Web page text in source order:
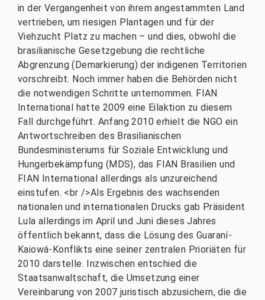
in der Vergangenheit von ihrem angestammten Land
vertrieben, um riesigen Plantagen und für der
Viehzucht Platz zu machen – und dies, obwohl die
brasilianische Gesetzgebung die rechtliche
Abgrenzung (Demarkierung) der indigenen Territorien
vorschreibt. Noch immer haben die Behörden nicht
die notwendigen Schritte unternommen. FIAN
International hatte 2009 eine Eilaktion zu diesem
Fall durchgeführt. Anfang 2010 erhielt die NGO ein
Antwortschreiben des Brasilianischen
Bundesministeriums für Soziale Entwicklung und
Hungerbekämpfung (MDS), das FIAN Brasilien und
FIAN International allerdings als unzureichend
einstufen. <br />Als Ergebnis des wachsenden
nationalen und internationalen Drucks gab Präsident
Lula allerdings im April und Juni dieses Jahres
öffentlich bekannt, dass die Lösung des Guaraní-
Kaiowá-Konflikts eine seiner zentralen Prioriäten für
2010 darstelle. Inzwischen entschied die
Staatsanwaltschaft, die Umsetzung einer
Vereinbarung von 2007 juristisch abzusichern, die die